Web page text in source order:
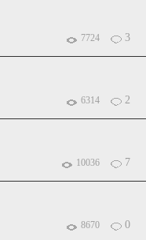
7724 3
6314 2
10036 7
8670 0